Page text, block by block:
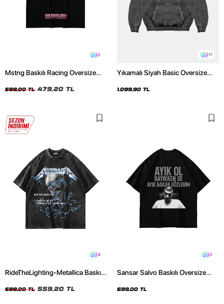
2
Mstng Baskılı Racing Oversize
599,00 TL 479,20 TL
17
Yıkamalı Siyah Basic Oversize
1.099,90 TL
4
RideTheLighting-Metallica Baskılı
Tshirt
699,00 TL 559,20 TL
2
Sansar Salvo Baskılı Oversize
699,00 TL